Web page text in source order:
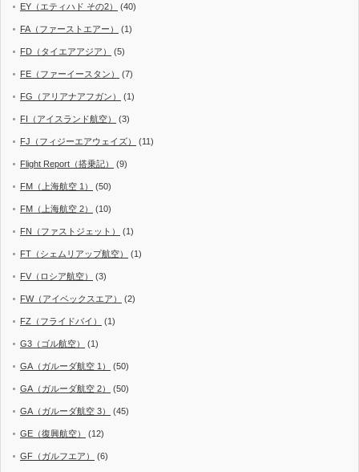
EY（エティハド その2） (40)
FA（ファーストエアー） (1)
FD（タイエアアジア） (5)
FE（ファーイースタン） (7)
FG（アリアナアフガン） (1)
FI（アイスランド航空） (3)
FJ（フィジーエアウェイズ） (11)
Flight Report（搭乗記） (9)
FM（上海航空 1） (50)
FM（上海航空 2） (10)
FN（ファストジェット） (1)
FT（シェムリアップ航空） (1)
FV（ロシア航空） (3)
FW（アイベックスエア） (2)
FZ（フライドバイ） (1)
G3（ゴル航空） (1)
GA（ガルーダ航空 1） (50)
GA（ガルーダ航空 2） (50)
GA（ガルーダ航空 3） (45)
GE（復興航空） (12)
GF（ガルフエア） (6)